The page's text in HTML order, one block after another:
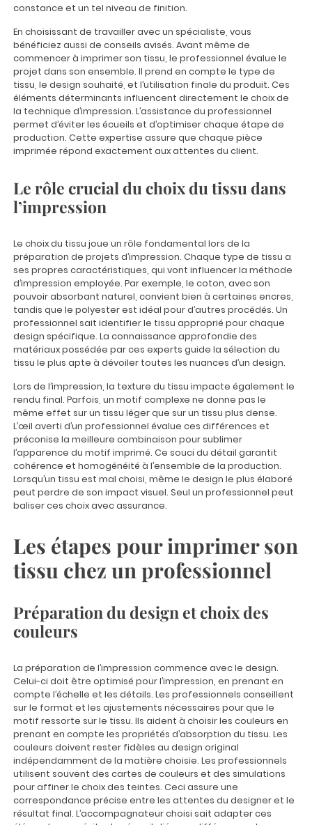
constance et un tel niveau de finition.
En choisissant de travailler avec un spécialiste, vous
bénéficiez aussi de conseils avisés. Avant même de
commencer à imprimer son tissu, le professionnel évalue le
projet dans son ensemble. Il prend en compte le type de
tissu, le design souhaité, et l’utilisation finale du produit. Ces
éléments déterminants influencent directement le choix de
la technique d’impression. L’assistance du professionnel
permet d’éviter les écueils et d’optimiser chaque étape de
production. Cette expertise assure que chaque pièce
imprimée répond exactement aux attentes du client.
Le rôle crucial du choix du tissu dans
l’impression
Le choix du tissu joue un rôle fondamental lors de la
préparation de projets d’impression. Chaque type de tissu a
ses propres caractéristiques, qui vont influencer la méthode
d’impression employée. Par exemple, le coton, avec son
pouvoir absorbant naturel, convient bien à certaines encres,
tandis que le polyester est idéal pour d’autres procédés. Un
professionnel sait identifier le tissu approprié pour chaque
design spécifique. La connaissance approfondie des
matériaux possédée par ces experts guide la sélection du
tissu le plus apte à dévoiler toutes les nuances d’un design.
Lors de l’impression, la texture du tissu impacte également le
rendu final. Parfois, un motif complexe ne donne pas le
même effet sur un tissu léger que sur un tissu plus dense.
L’œil averti d’un professionnel évalue ces différences et
préconise la meilleure combinaison pour sublimer
l’apparence du motif imprimé. Ce souci du détail garantit
cohérence et homogénéité à l’ensemble de la production.
Lorsqu’un tissu est mal choisi, même le design le plus élaboré
peut perdre de son impact visuel. Seul un professionnel peut
baliser ces choix avec assurance.
Les étapes pour imprimer son
tissu chez un professionnel
Préparation du design et choix des
couleurs
La préparation de l’impression commence avec le design.
Celui-ci doit être optimisé pour l’impression, en prenant en
compte l’échelle et les détails. Les professionnels conseillent
sur le format et les ajustements nécessaires pour que le
motif ressorte sur le tissu. Ils aident à choisir les couleurs en
prenant en compte les propriétés d’absorption du tissu. Les
couleurs doivent rester fidèles au design original
indépendamment de la matière choisie. Les professionnels
utilisent souvent des cartes de couleurs et des simulations
pour affiner le choix des teintes. Ceci assure une
correspondance précise entre les attentes du designer et le
résultat final. L’accompagnateur choisi sait adapter ces